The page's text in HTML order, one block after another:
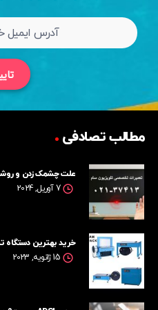
مطالب تصادفی
علت چشمک زدن و
7 آوریل, 2024
خرید بهترین
15 ژانویه, 2023